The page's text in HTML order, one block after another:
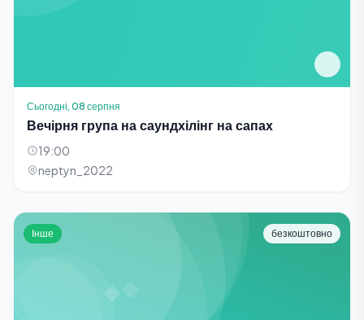
Сьогодні, 08 серпня
Вечірня група на саундхілінг на сапах
19:00
neptyn_2022
Інше безкоштовно